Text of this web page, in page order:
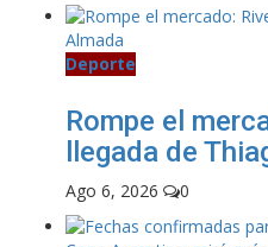
Deporte
Rompe el
llegada de
Ago 6, 2026 0